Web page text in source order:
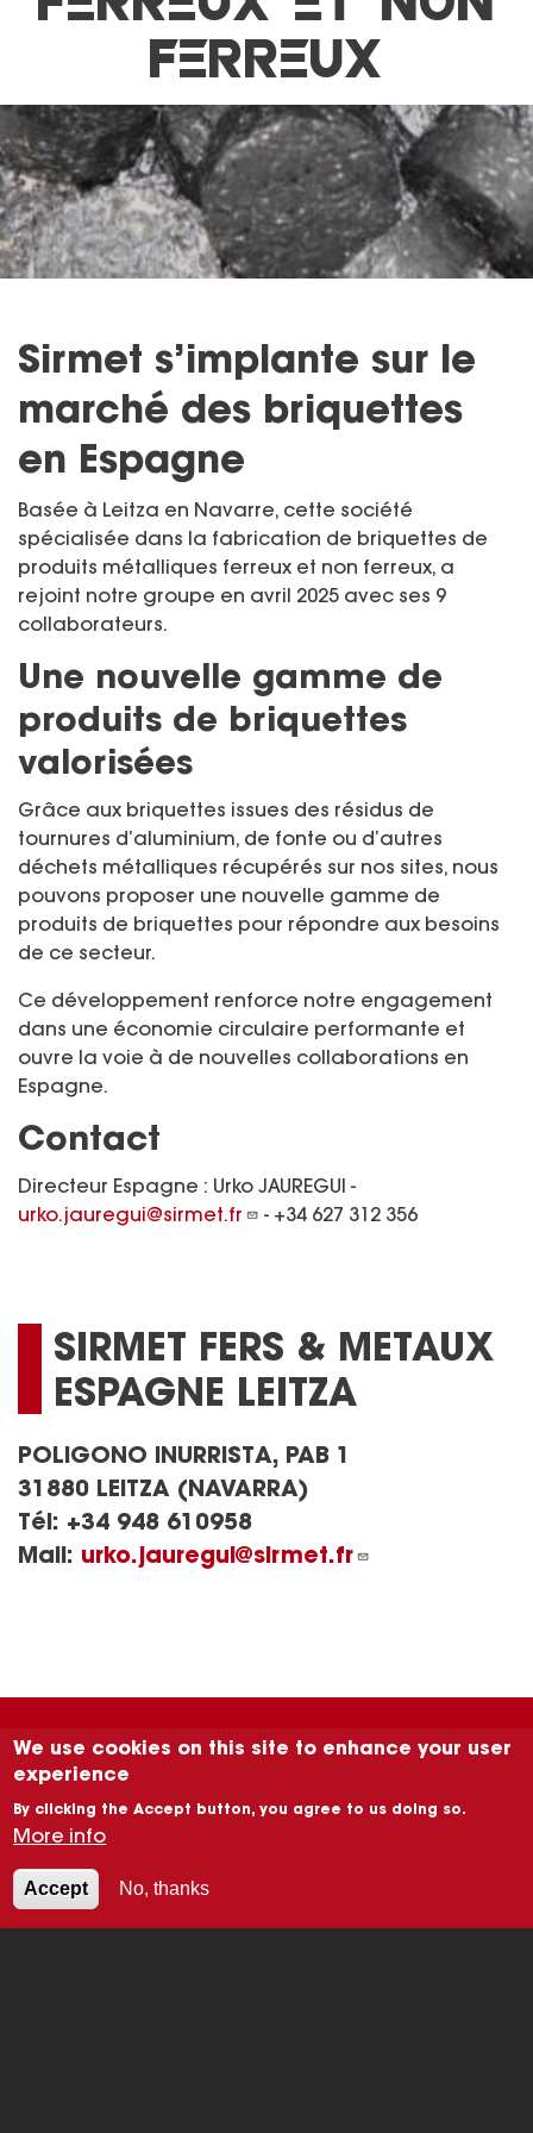
FERREUX
Sirmet s’implante sur le
marché des briquettes
en Espagne
Basée à Leitza en Navarre, cette société
spécialisée dans la fabrication de briquettes de
produits métalliques ferreux et non ferreux, a
rejoint notre groupe en avril 2025 avec ses 9
collaborateurs.
Une nouvelle gamme de
produits de briquettes
valorisées
Grâce aux briquettes issues des résidus de
tournures d’aluminium, de fonte ou d’autres
déchets métalliques récupérés sur nos sites, nous
pouvons proposer une nouvelle gamme de
produits de briquettes pour répondre aux besoins
de ce secteur.
Ce développement renforce notre engagement
dans une économie circulaire performante et
ouvre la voie à de nouvelles collaborations en
Espagne.
Contact
Directeur Espagne : Urko JAUREGUI -
urko.jauregui@sirmet.fr
- +34 627 312 356
SIRMET FERS & METAUX
ESPAGNE LEITZA
POLIGONO INURRISTA, PAB 1
31880 LEITZA (NAVARRA)
Tél: +34 948 610958
Mail: urko.jauregui@sirmet.fr
HOW CAN WE HELP
We use cookies on this site to enhance your user
experience
By clicking the Accept button, you agree to us doing so.
More info
Accept No, thanks